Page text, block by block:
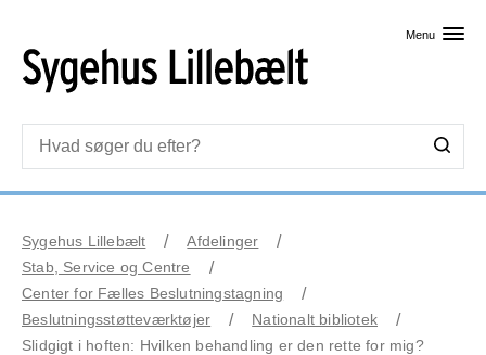
Menu
Sygehus Lillebælt
Afdelinger
Stab, Service og Centre
Center for Fælles Beslutningstagning
Beslutningsstøtteværktøjer
Nationalt bibliotek
Slidgigt i hoften: Hvilken behandling er den rette for mig?